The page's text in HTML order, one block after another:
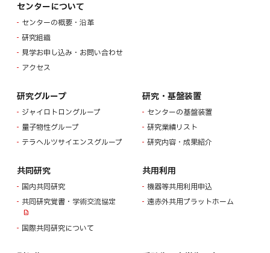
センターについて
センターの概要・沿革
研究組織
見学お申し込み・お問い合わせ
アクセス
研究グループ
ジャイロトロングループ
量子物性グループ
テラヘルツサイエンスグループ
研究・基盤装置
センターの基盤装置
研究業績リスト
研究内容・成果紹介
共同研究
国内共同研究
共同研究覚書・学術交流協定
国際共同研究について
共用利用
機器等共用利用申込
遠赤外共用プラットホーム